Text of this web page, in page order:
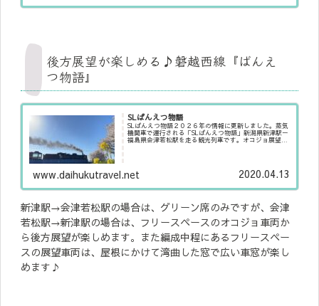
後方展望が楽しめる♪磐越西線『ばんえ
つ物語』
SLばんえつ物語
SLばんえつ物語２０２６年の情報に更新しました。蒸気
機関車で運行される「SLばんえつ物語」新潟県新津駅ー
福島県会津若松駅を走る観光列車です。オコジョ展望
www.daihukutravel.net 2020.04.13
新津駅→会津若松駅の場合は、グリーン席のみですが、会津
若松駅→新津駅の場合は、フリースペースのオコジョ車両か
ら後方展望が楽しめます。また編成中程にあるフリースペー
スの展望車両は、屋根にかけて湾曲した窓で広い車窓が楽し
めます♪